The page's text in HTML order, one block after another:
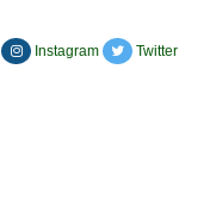
Instagram Twitter